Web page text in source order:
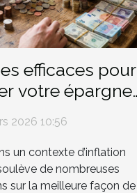
efficaces pour
votre épargne
2026 10:56
un contexte d’inflation
de nombreuses
sur la meilleure façon de